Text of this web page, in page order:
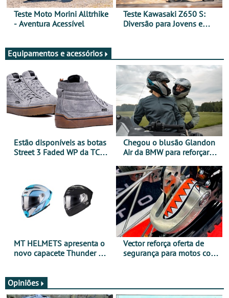
Teste Moto Morini Alltrhike
- Aventura Acessível
Teste Kawasaki Z650 S:
Diversão para Jovens e
Equipamentos e acessórios
Estão disponíveis as botas
Street 3 Faded WP da TCX
Chegou o blusão Glandon
Air da BMW para reforçar
verão
MT HELMETS apresenta o
novo capacete Thunder 4 R
Vector reforça oferta de
segurança para motos com
Opiniões